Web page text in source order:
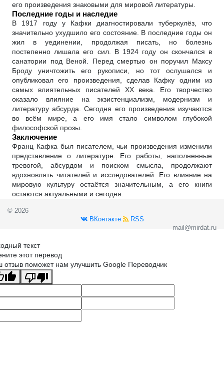
его произведения знаковыми для мировой литературы.
Последние годы и наследие
В 1917 году у Кафки диагностировали туберкулёз, что
значительно ухудшило его состояние. В последние годы он
жил в уединении, продолжая писать, но болезнь
постепенно лишала его сил. В 1924 году он скончался в
санатории под Веной. Перед смертью он поручил Максу
Броду уничтожить его рукописи, но тот ослушался и
опубликовал его произведения, сделав Кафку одним из
самых влиятельных писателей XX века. Его творчество
оказало влияние на экзистенциализм, модернизм и
литературу абсурда. Сегодня его произведения изучаются
во всём мире, а его имя стало символом глубокой
философской прозы.
Заключение
Франц Кафка был писателем, чьи произведения изменили
представление о литературе. Его работы, наполненные
тревогой, абсурдом и поиском смысла, продолжают
вдохновлять читателей и исследователей. Его влияние на
мировую культуру остаётся значительным, а его книги
остаются актуальными и сегодня.
© 2026
ВКонтакте
RSS
mail@mirdat.ru
текст
этот перевод
отзыв поможет нам улучшить Google Переводчик